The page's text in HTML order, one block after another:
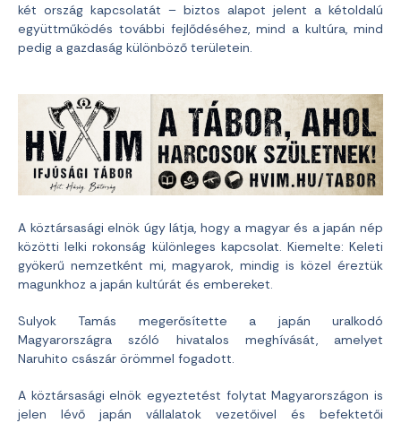
két ország kapcsolatát – biztos alapot jelent a kétoldalú
együttműködés további fejlődéséhez, mind a kultúra, mind
pedig a gazdaság különböző területein.
A köztársasági elnök úgy látja, hogy a magyar és a japán nép
közötti lelki rokonság különleges kapcsolat. Kiemelte: Keleti
gyökerű nemzetként mi, magyarok, mindig is közel éreztük
magunkhoz a japán kultúrát és embereket.
Sulyok Tamás megerősítette a japán uralkodó
Magyarországra szóló hivatalos meghívását, amelyet
Naruhito császár örömmel fogadott.
A köztársasági elnök egyeztetést folytat Magyarországon is
jelen lévő japán vállalatok vezetőivel és befektetői